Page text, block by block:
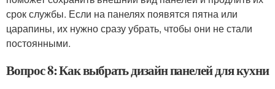
срок службы. Если на панелях появятся пятна или
царапины, их нужно сразу убрать, чтобы они не стали
постоянными.
Вопрос 8: Как выбрать дизайн панелей для кухни